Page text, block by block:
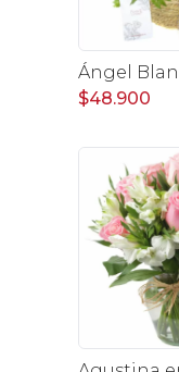
$48.900